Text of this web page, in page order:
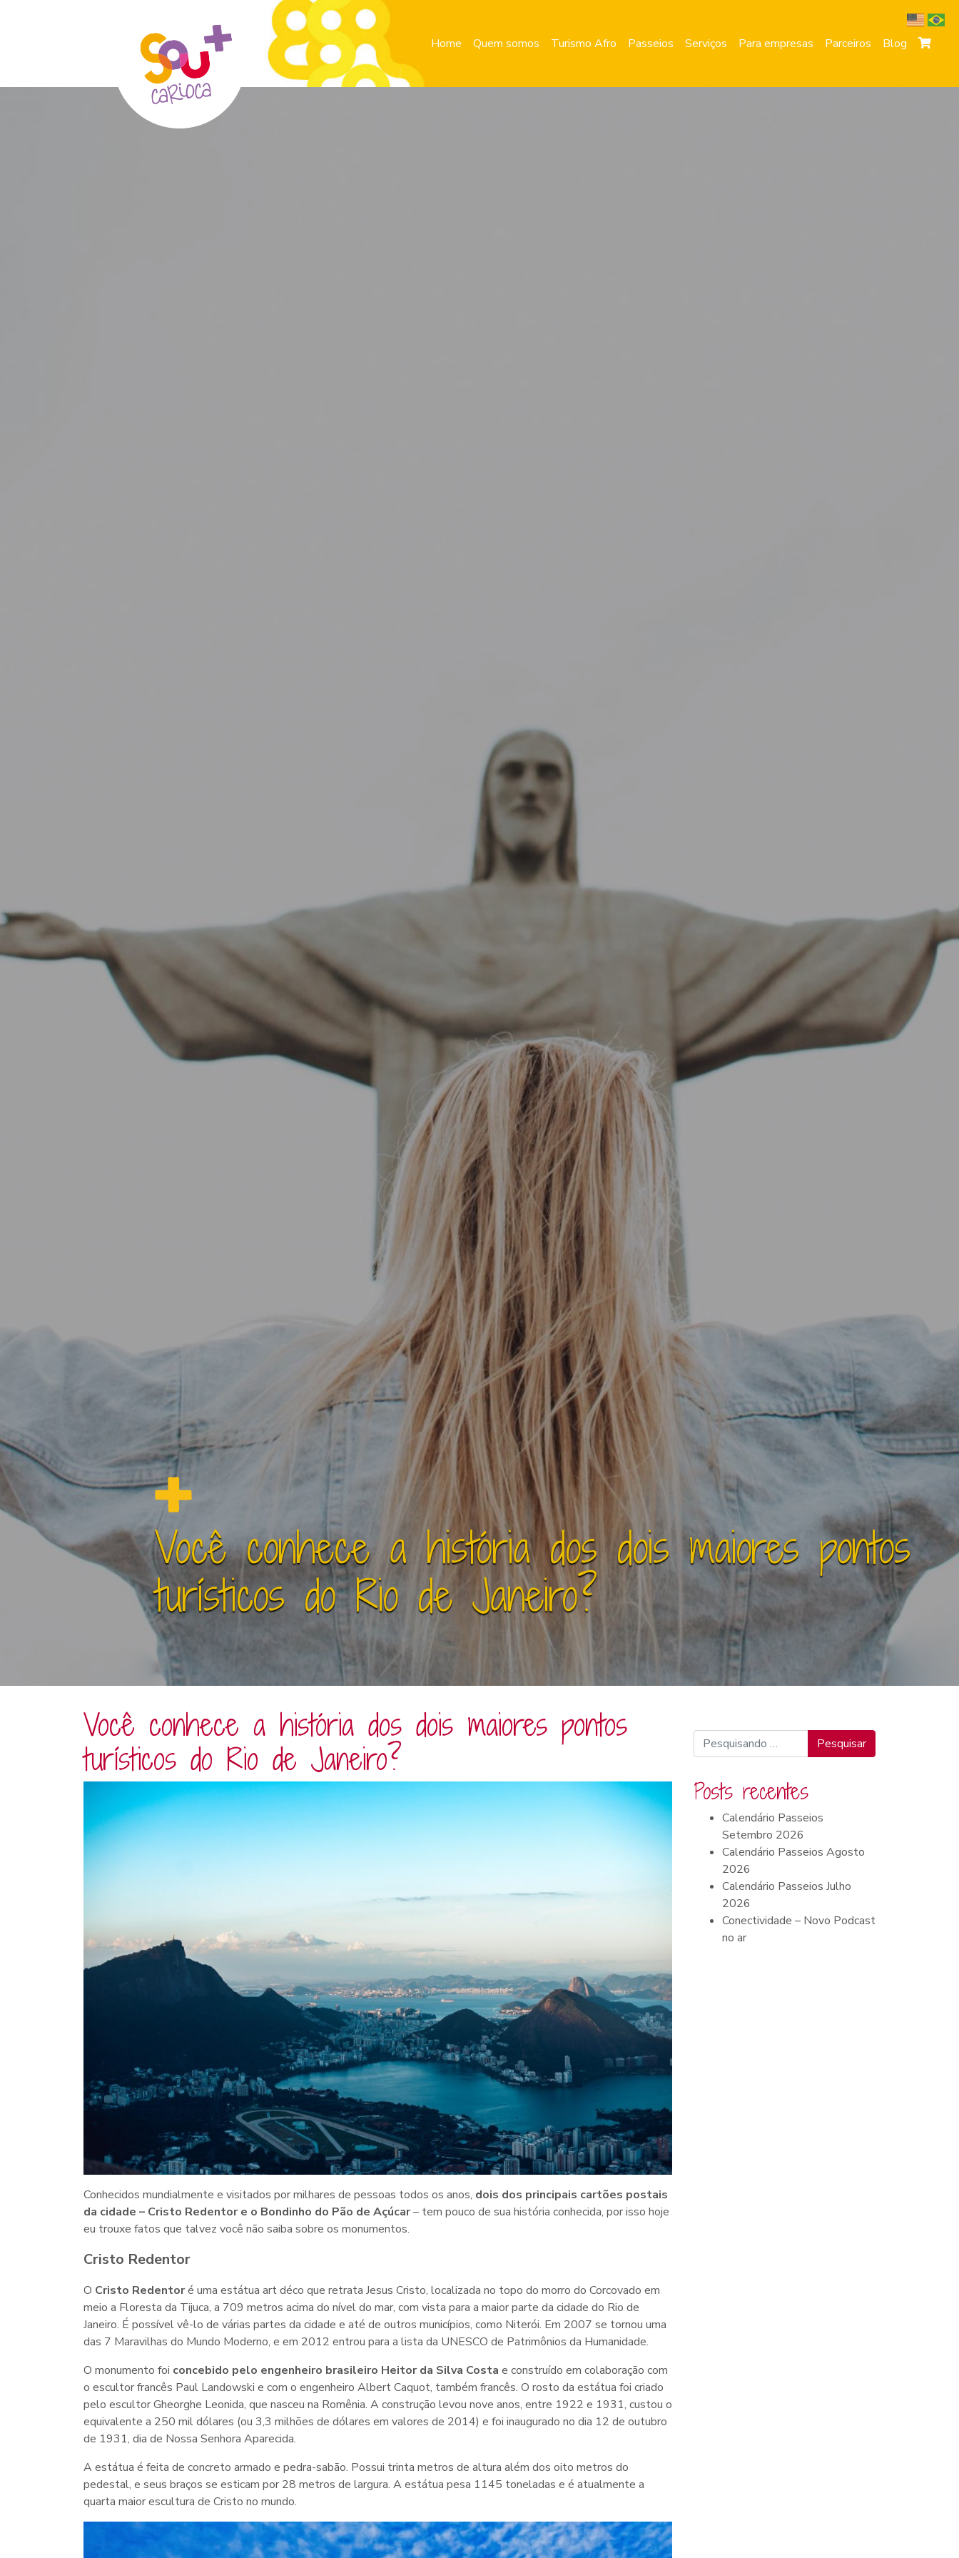
Home Quem somos Turismo Afro Passeios Serviços Para empresas Parceiros Blog
Você conhece a história dos dois maiores pontos
turísticos do Rio de Janeiro?
Você conhece a história dos dois maiores pontos
turísticos do Rio de Janeiro?
Conhecidos mundialmente e visitados por milhares de pessoas todos os anos, dois dos principais cartões postais
da cidade – Cristo Redentor e o Bondinho do Pão de Açúcar– tem pouco de sua história conhecida, por isso hoje
eu trouxe fatos que talvez você não saiba sobre os monumentos.
Cristo Redentor
O Cristo Redentoré uma estátua art déco que retrata Jesus Cristo, localizada no topo do morro do Corcovado em
meio a Floresta da Tijuca, a 709 metros acima do nível do mar, com vista para a maior parte da cidade do Rio de
Janeiro. É possível vê-lo de várias partes da cidade e até de outros municípios, como Niterói. Em 2007 se tornou uma
das 7 Maravilhas do Mundo Moderno, e em 2012 entrou para a lista da UNESCO de Patrimônios da Humanidade.
O monumento foi concebido pelo engenheiro brasileiro Heitor da Silva Costa e construído em colaboração com
o escultor francês Paul Landowski e com o engenheiro Albert Caquot, também francês. O rosto da estátua foi criado
pelo escultor Gheorghe Leonida, que nasceu na Romênia. A construção levou nove anos, entre 1922 e 1931, custou o
equivalente a 250 mil dólares (ou 3,3 milhões de dólares em valores de 2014) e foi inaugurado no dia 12 de outubro
de 1931, dia de Nossa Senhora Aparecida.
A estátua é feita de concreto armado e pedra-sabão. Possui trinta metros de altura além dos oito metros do
pedestal, e seus braços se esticam por 28 metros de largura. A estátua pesa 1145 toneladas e é atualmente a
quarta maior escultura de Cristo no mundo.
Pesquisar
Posts recentes
Calendário Passeios
Setembro 2026
Calendário Passeios Agosto
2026
Calendário Passeios Julho
2026
Conectividade – Novo Podcast
no ar